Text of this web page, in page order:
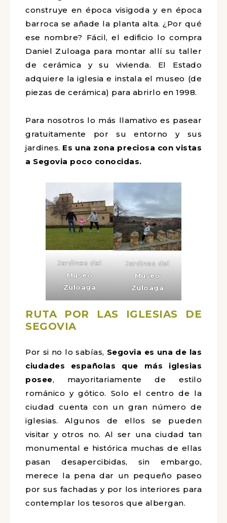
construye en época visigoda y en época
barroca se añade la planta alta. ¿Por qué
ese nombre? Fácil, el edificio lo compra
Daniel Zuloaga para montar allí su taller
de cerámica y su vivienda. El Estado
adquiere la iglesia e instala el museo (de
piezas de cerámica) para abrirlo en 1998.
Para nosotros lo más llamativo es pasear
gratuitamente por su entorno y sus
jardines. Es una zona preciosa con vistas
a Segovia poco conocidas.
Jardines del
Museo
Zuloaga
Jardines del
Museo
Zuloaga
RUTA POR LAS IGLESIAS
DE
SEGOVIA
Por si no lo sabías, Segovia es una de las
ciudades españolas que más iglesias
posee, mayoritariamente de estilo
románico y gótico. Solo el centro de la
ciudad cuenta con un gran número de
iglesias. Algunos de ellos se pueden
visitar y otros no. Al ser una ciudad tan
monumental e histórica muchas de ellas
pasan desapercibidas, sin embargo,
merece la pena dar un pequeño paseo
por sus fachadas y por los interiores para
contemplar los tesoros que albergan.